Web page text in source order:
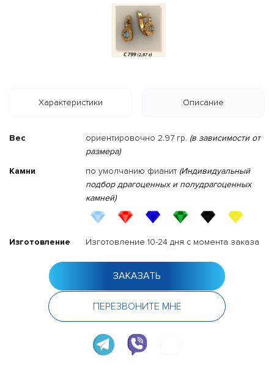
Характеристики Описание
Вес ориентировочно 2.97 гр. (в зависимости от
размера)
Камни
по умолчанию фианит (Индивидуальный
подбор драгоценных и полудрагоценных
камней)
Изготовление Изготовление 10-24 дня с момента заказа
ЗАКАЗАТЬ
ПЕРЕЗВОНИТЕ МНЕ